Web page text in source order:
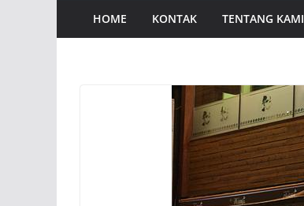
HOME KONTAK TENTANG KAMI